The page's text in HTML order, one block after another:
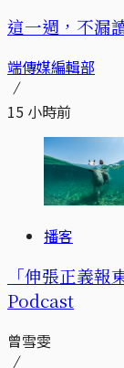
這一週，不漏
端傳媒編輯部
15 小時前
播客
「伸張正義
Podcast
曾雪雯